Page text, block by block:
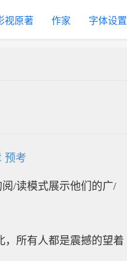
视原著 作家 字体设置
预考
/读模式展示他们的广/
，所有人都是震撼的望着